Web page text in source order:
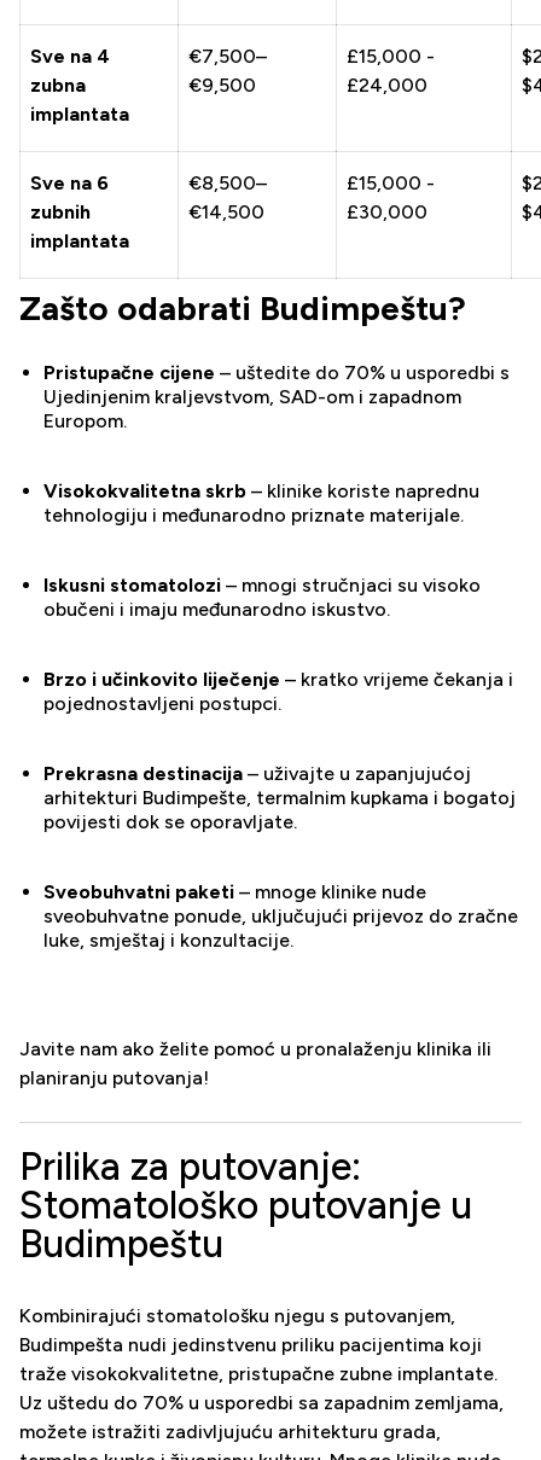
Sve na 4
zubna
implantata
€7,500–
€9,500
£15,000 -
£24,000
Sve na 6
zubnih
implantata
€8,500–
€14,500
£15,000 -
£30,000
Zašto odabrati Budimpeštu?
Pristupačne cijene – uštedite do 70% u usporedbi s
Ujedinjenim kraljevstvom, SAD-om i zapadnom
Europom.
Visokokvalitetna skrb – klinike koriste naprednu
tehnologiju i međunarodno priznate materijale.
Iskusni stomatolozi – mnogi stručnjaci su visoko
obučeni i imaju međunarodno iskustvo.
Brzo i učinkovito liječenje – kratko vrijeme čekanja i
pojednostavljeni postupci.
Prekrasna destinacija – uživajte u zapanjujućoj
arhitekturi Budimpešte, termalnim kupkama i bogatoj
povijesti dok se oporavljate.
Sveobuhvatni paketi – mnoge klinike nude
sveobuhvatne ponude, uključujući prijevoz do zračne
luke, smještaj i konzultacije.
Javite nam ako želite pomoć u pronalaženju klinika ili
planiranju putovanja!
Prilika za putovanje:
Stomatološko putovanje u
Budimpeštu
Kombinirajući stomatološku njegu s putovanjem,
Budimpešta nudi jedinstvenu priliku pacijentima koji
traže visokokvalitetne, pristupačne zubne implantate.
Uz uštedu do 70% u usporedbi sa zapadnim zemljama,
možete istražiti zadivljujuću arhitekturu grada,